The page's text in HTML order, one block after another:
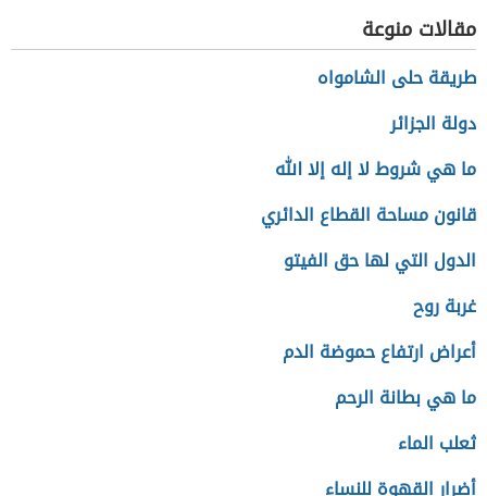
المستقرة
الرقمية
مقالات منوعة
طريقة حلى الشامواه
دولة الجزائر
ما هي شروط لا إله إلا الله
قانون مساحة القطاع الدائري
الدول التي لها حق الفيتو
غربة روح
أعراض ارتفاع حموضة الدم
ما هي بطانة الرحم
ثعلب الماء
أضرار القهوة للنساء